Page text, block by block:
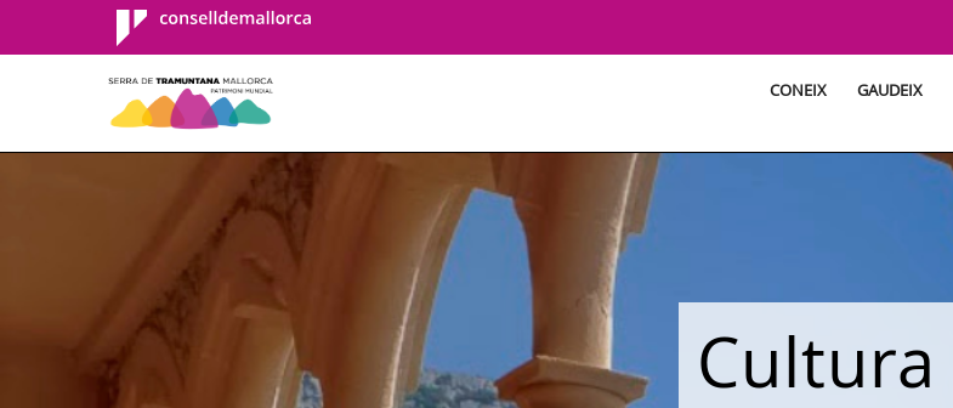
Consell de
Mallorca
CONEIX GAUDEIX
Cultura